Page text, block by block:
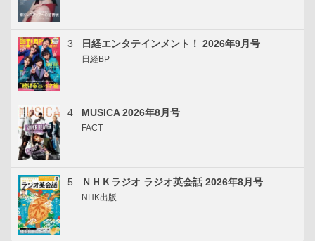
3 日経エンタテインメント！ 2026年9月号
日経BP
4 MUSICA 2026年8月号
FACT
5 ＮＨＫラジオ ラジオ英会話 2026年8月号
NHK出版